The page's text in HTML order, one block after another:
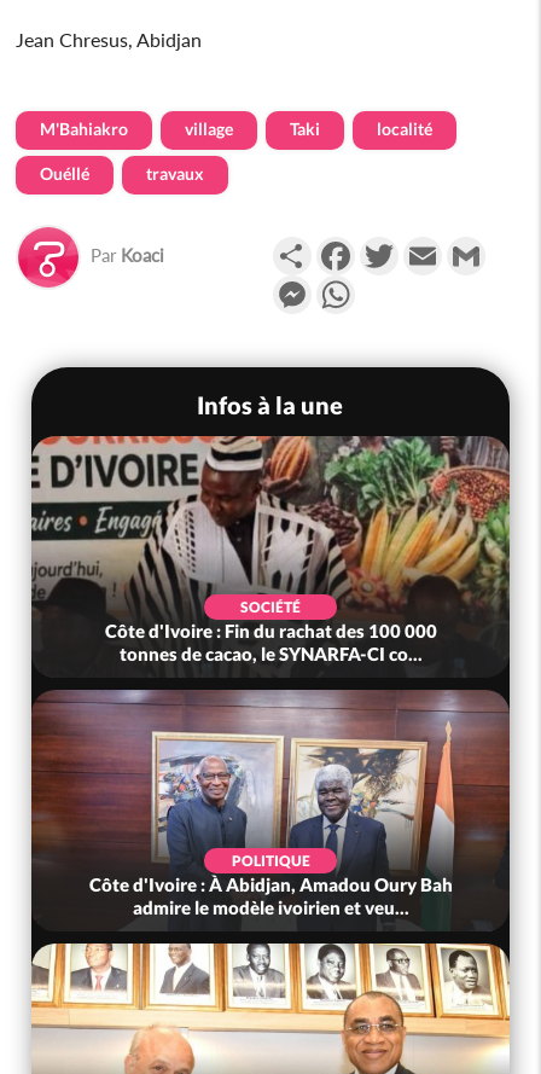
Jean Chresus, Abidjan
M'Bahiakro village Taki localité
Ouéllé travaux
Par Koaci PartagerFacebookTwitterEmail
Messenger
Infos à la une
SOCIÉTÉ
Côte d'Ivoire : Fin du rachat des 100 000
tonnes de cacao, le SYNARFA-CI co...
POLITIQUE
Côte d'Ivoire : À Abidjan, Amadou Oury Bah
admire le modèle ivoirien et veu...